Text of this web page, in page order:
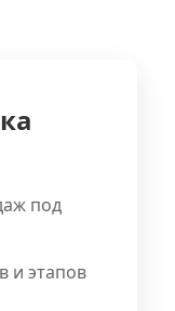
под
и этапов